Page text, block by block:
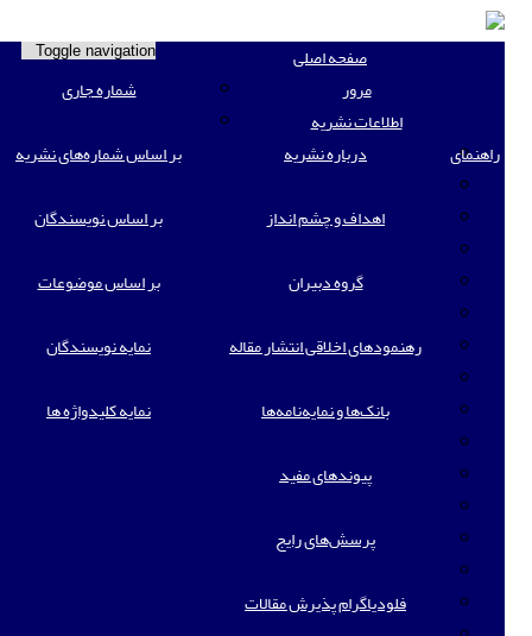
Toggle navigation
صفحه اصلی
مرور
شماره جاری
بر اساس شماره‌های نشریه
بر اساس نویسندگان
بر اساس موضوعات
نمایه نویسندگان
نمایه کلیدواژه ها
اطلاعات نشریه
درباره نشریه
اهداف و چشم انداز
گروه دبیران
رهنمودهای اخلاقی انتشار مقاله
بانک‌ها و نمایه‌‌نامه‌ها
پیوندهای مفید
پرسش‌های رایج
فلودیاگرام پذیرش مقالات
راهنمای